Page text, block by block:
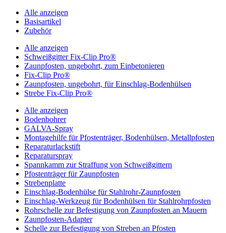
Alle anzeigen
Basisartikel
Zubehör
Alle anzeigen
Schweißgitter Fix-Clip Pro®
Zaunpfosten, ungebohrt, zum Einbetonieren
Fix-Clip Pro®
Zaunpfosten, ungebohrt, für Einschlag-Bodenhülsen
Strebe Fix-Clip Pro®
Alle anzeigen
Bodenbohrer
GALVA-Spray
Montagehilfe für Pfostenträger, Bodenhülsen, Metallpfosten
Reparaturlackstift
Reparaturspray
Spannkamm zur Straffung von Schweißgittern
Pfostenträger für Zaunpfosten
Strebenplatte
Einschlag-Bodenhülse für Stahlrohr-Zaunpfosten
Einschlag-Werkzeug für Bodenhülsen für Stahlrohrpfosten
Rohrschelle zur Befestigung von Zaunpfosten an Mauern
Zaunpfosten-Adapter
Schelle zur Befestigung von Streben an Pfosten